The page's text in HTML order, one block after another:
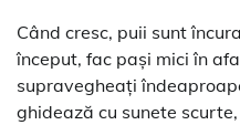
Când cresc, puii sunt
început, fac pași mici în
supravegheați
ghidează cu sunete